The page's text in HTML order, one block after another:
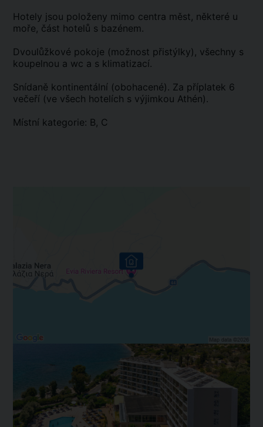
Hotely jsou položeny mimo centra měst, některé u
moře, část hotelů s bazénem.
Dvoulůžkové pokoje (možnost přistýlky), všechny s
koupelnou a wc a s klimatizací.
Snídaně kontinentální (obohacené). Za příplatek 6
večeří (ve všech hotelích s výjimkou Athén).
Místní kategorie: B, C